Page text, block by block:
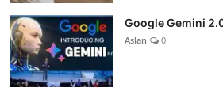
Google Gemini 2.0
Aslan 0